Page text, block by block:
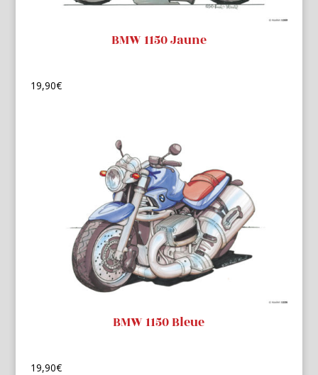
BMW 1150 Jaune
19,90€
BMW 1150 Bleue
19,90€